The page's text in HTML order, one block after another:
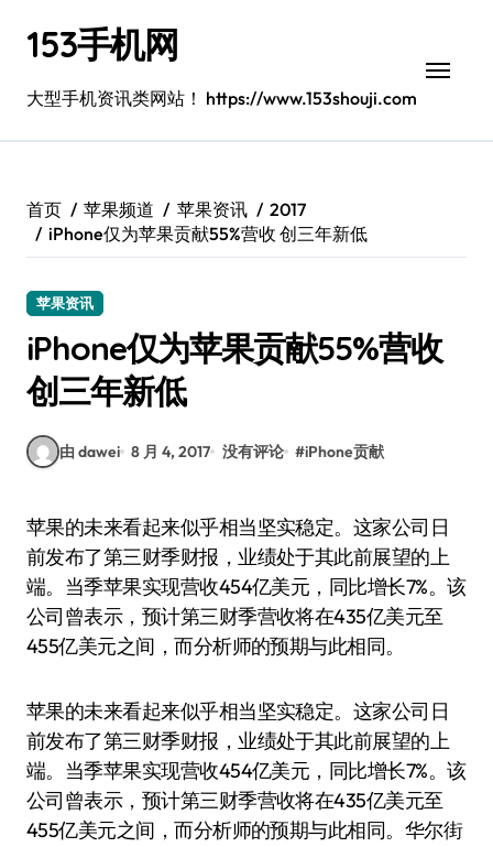
153手机网
大型手机资讯类网站！ https://www.153shouji.com
首页 苹果频道 苹果资讯
2017
iPhone仅为苹果贡献55%营收 创三年新低
苹果资讯
iPhone仅为苹果贡献55%营收
创三年新低
由 dawei 8 月 4, 2017 没有评论 #iPhone贡献
苹果的未来看起来似乎相当坚实稳定。这家公司日
前发布了第三财季财报，业绩处于其此前展望的上
端。当季苹果实现营收454亿美元，同比增长7%。该
公司曾表示，预计第三财季营收将在435亿美元至
455亿美元之间，而分析师的预期与此相同。
苹果的未来看起来似乎相当坚实稳定。这家公司日
前发布了第三财季财报，业绩处于其此前展望的上
端。当季苹果实现营收454亿美元，同比增长7%。该
公司曾表示，预计第三财季营收将在435亿美元至
455亿美元之间，而分析师的预期与此相同。华尔街